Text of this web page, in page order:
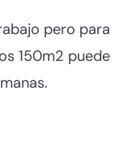
pero para
150m2 puede